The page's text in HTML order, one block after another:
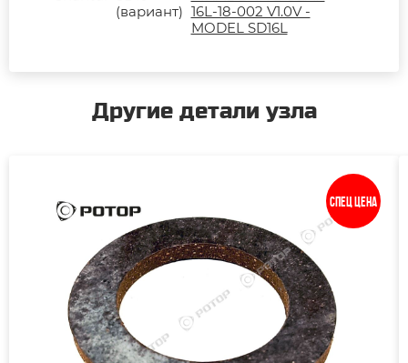
(вариант) 16L-18-002 V1.0V -
MODEL SD16L
Другие детали узла
Спец цена